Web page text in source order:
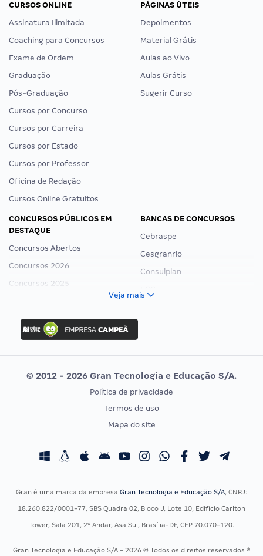
CURSOS ONLINE
Assinatura Ilimitada
Coaching para Concursos
Exame de Ordem
Graduação
Pós-Graduação
Cursos por Concurso
Cursos por Carreira
Cursos por Estado
Cursos por Professor
Oficina de Redação
Cursos Online Gratuitos
PÁGINAS ÚTEIS
Depoimentos
Material Grátis
Aulas ao Vivo
Aulas Grátis
Sugerir Curso
CONCURSOS PÚBLICOS EM
DESTAQUE
Concursos Abertos
Concursos 2026
Concursos 2025
Concurso Ibama
Concurso MPU
Editais publicados
BANCAS DE CONCURSOS
Cebraspe
Cesgranrio
Consulplan
Vunesp
CONCURSOS POR PROFISSÃO
Concursos Fiscais
Concursos Saúde
EXAME DE ORDEM
Calendário OAB
Veja mais
© 2012 - 2026 Gran Tecnologia e Educação S/A.
Política de privacidade
Termos de uso
Mapa do site
Gran é uma marca da empresa Gran Tecnologia e Educação S/A, CNPJ:
18.260.822/0001-77, SBS Quadra 02, Bloco J, Lote 10, Edifício Carlton
Tower, Sala 201, 2º Andar, Asa Sul, Brasília-DF, CEP 70.070-120.
Gran Tecnologia e Educação S/A - 2026 © Todos os direitos reservados ®